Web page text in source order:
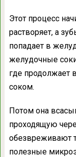
Этот процесс
растворяет, а
попадает в
желудочные
где продолжает
соком.
Потом она
проходящую
обезвреживают
полезные